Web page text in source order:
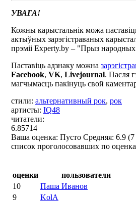
УВАГА!
Кожны карыстальнік можа
актыўных зарэгістраваных
прэміі Experty.by – "Прыз
Паставіць адзнаку можна
Facebook, VK, Livejournal. Пасля
магчымасць пакінуць свой
стили: альтернативный рок, рок
артисты: IQ48
читатели:
6.85714
Ваша оценка: Пусто Средняя: 6.9 (7
список проголосовавших по
оценки
пользователи
10
Паша Иванов
9
KolA